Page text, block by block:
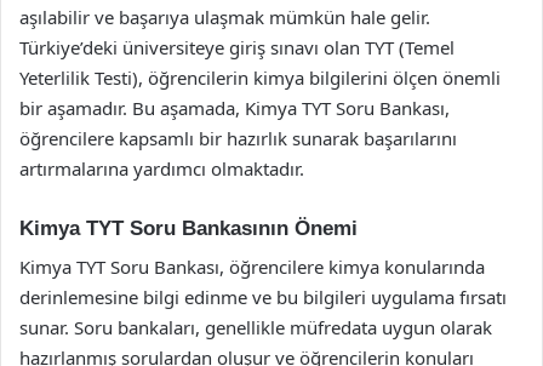
aşılabilir ve başarıya ulaşmak mümkün hale gelir.
Türkiye’deki üniversiteye giriş sınavı olan TYT (Temel
Yeterlilik Testi), öğrencilerin kimya bilgilerini ölçen önemli
bir aşamadır. Bu aşamada, Kimya TYT Soru Bankası,
öğrencilere kapsamlı bir hazırlık sunarak başarılarını
artırmalarına yardımcı olmaktadır.
Kimya TYT Soru Bankasının Önemi
Kimya TYT Soru Bankası, öğrencilere kimya konularında
derinlemesine bilgi edinme ve bu bilgileri uygulama fırsatı
sunar. Soru bankaları, genellikle müfredata uygun olarak
hazırlanmış sorulardan oluşur ve öğrencilerin konuları